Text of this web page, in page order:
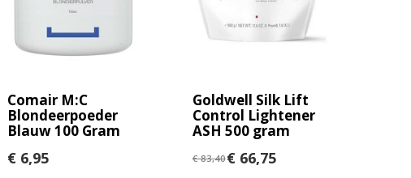
Comair M:C
Blondeerpoeder
Blauw 100 Gram
€ 6,95
Goldwell Silk Lift
Control Lightener
ASH 500 gram
€ 83,40€ 66,75